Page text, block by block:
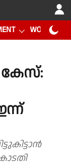
WORLD CUP
കേസ്: